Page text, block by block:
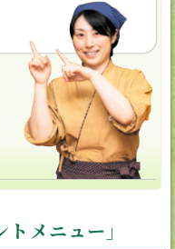
メニュー」